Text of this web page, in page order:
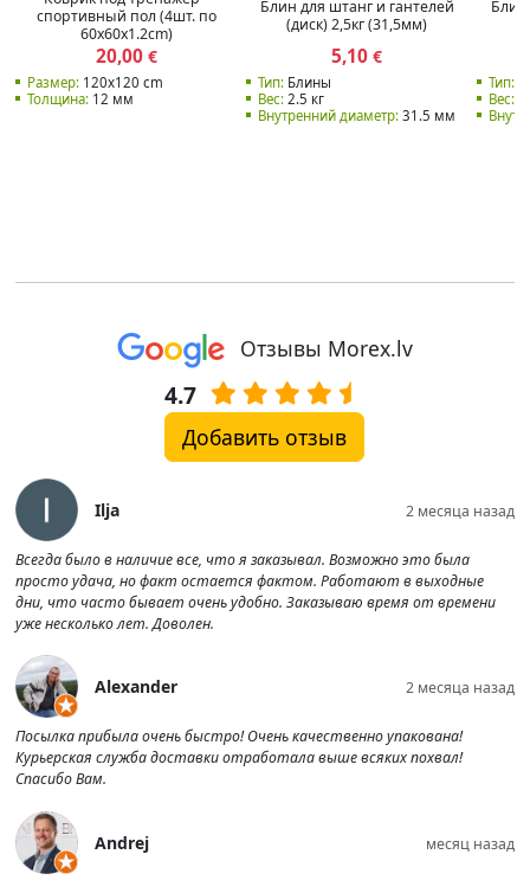
спортивный пол (4шт. по
60x60x1.2cm)
20,00€
Размер:120x120 cm
Толщина:12 мм
Блин для штанг и гантелей
(диск) 2,5кг (31,5мм)
5,10 €
Тип:Блины
Вес:2.5 кг
Внутренний диаметр:31.5 мм
Блин
Тип:
Вес:
Отзывы Morex.lv
4.7
Добавить отзыв
Ilja 2 месяца назад
Всегда было в наличие все, что я заказывал. Возможно это была
просто удача, но факт остается фактом. Работают в выходные
дни, что часто бывает очень удобно. Заказываю время от времени
уже несколько лет. Доволен.
Alexander 2 месяца назад
Посылка прибыла очень быстро! Очень качественно упакована!
Курьерская служба доставки отработала выше всяких похвал!
Спасибо Вам.
Andrej месяц назад